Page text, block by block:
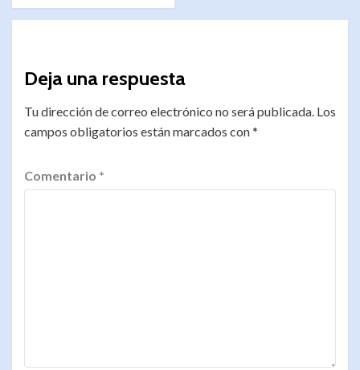
Deja una respuesta
Tu dirección de correo electrónico no será publicada. Los
campos obligatorios están marcados con*
Comentario *